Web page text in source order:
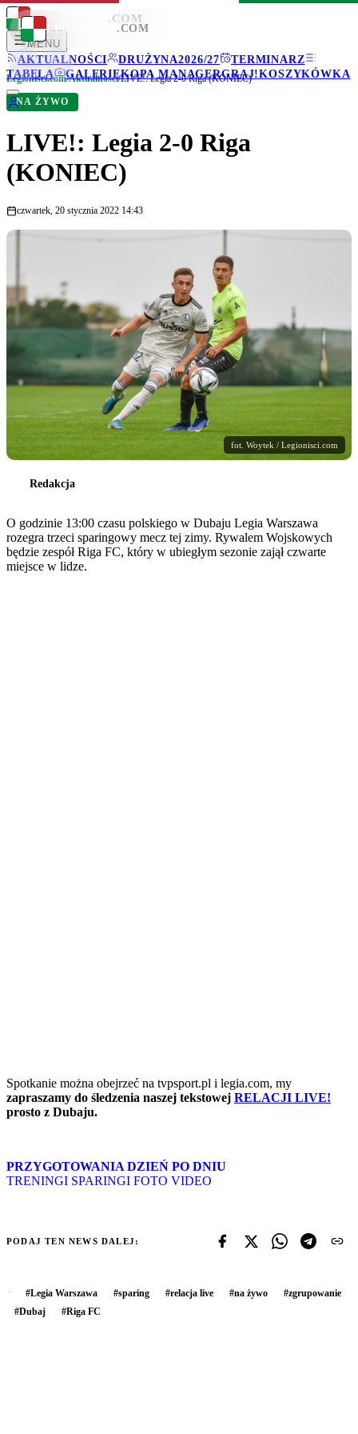
LEGIONISCI .COM
MENU
AKTUALNOŚCI
DRUŻYNA2026/27
TERMINARZ
TABELA
GALERIEKOPA MANAGERGRAJ!KOSZYKÓWKA
LEGIONISCI .COM
Legionisci.com/Aktualności/LIVE!: Legia 2-0 Riga (KONIEC)
NA ŻYWO
LIVE!: Legia 2-0 Riga
(KONIEC)
czwartek, 20 stycznia 2022 14:43
fot. Woytek / Legionisci.com
Redakcja
O godzinie 13:00 czasu polskiego w Dubaju Legia Warszawa
rozegra trzeci sparingowy mecz tej zimy. Rywalem Wojskowych
będzie zespół Riga FC, który w ubiegłym sezonie zajął czwarte
miejsce w lidze.
Spotkanie można obejrzeć na tvpsport.pl i legia.com, my
zapraszamy do śledzenia naszej tekstowej RELACJI LIVE!
prosto z Dubaju.
PRZYGOTOWANIA DZIEŃ PO DNIU
TRENINGI SPARINGI FOTO VIDEO
PODAJ TEN NEWS DALEJ:
#Legia Warszawa #sparing #relacja live #na żywo #zgrupowanie
#Dubaj #Riga FC